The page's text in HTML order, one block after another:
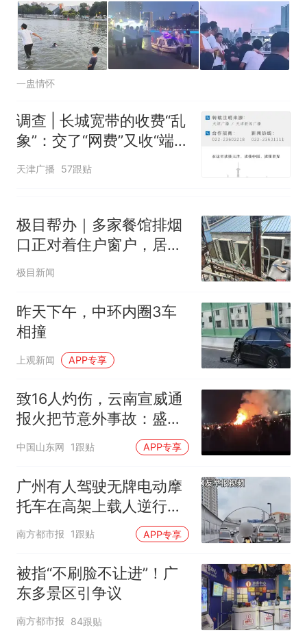
一盅情怀
调查 | 长城宽带的收费“乱
象”：交了“网费”又收“端口
费”，退费没着落，使用期
天津广播 57跟贴
极目帮办｜多家餐馆排烟
口正对着住户窗户，居民
盼解决
极目新闻
昨天下午，中环内圈3车
相撞
上观新闻 APP专享
致16人灼伤，云南宣威通
报火把节意外事故：盛有
可燃液体的塑料桶意外倾
中国山东网 1跟贴 APP专享
广州有人驾驶无牌电动摩
托车在高架上载人逆行！
被罚款拘留
南方都市报 1跟贴 APP专享
被指“不刷脸不让进”！广
东多景区引争议
南方都市报 84跟贴